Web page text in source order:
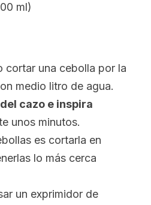
ml)
cortar una cebolla por la
medio litro de agua.
cazo e inspira
unos minutos.
es cortarla en
lo más cerca
un exprimidor de